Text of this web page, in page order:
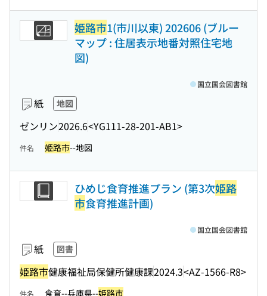
姫路市1(市川以東) 202606 (ブルー
マップ : 住居表示地番対照住宅地
図)
紙 地図
ゼンリン2026.6<YG111-28-201-AB1>
国立国会図書館
件名 姫路市--地図
ひめじ食育推進プラン (第3次姫路
市食育推進計画)
紙 図書
姫路市健康福祉局保健所健康課2024.3<AZ-1566-R8>
国立国会図書館
件名 食育--兵庫県--姫路市